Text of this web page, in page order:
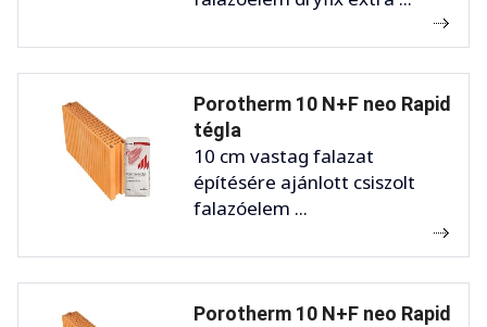
Porotherm 10 N+F neo Rapid
tégla
10 cm vastag falazat
építésére ajánlott csiszolt
falazóelem ...
Porotherm 10 N+F neo Rapid